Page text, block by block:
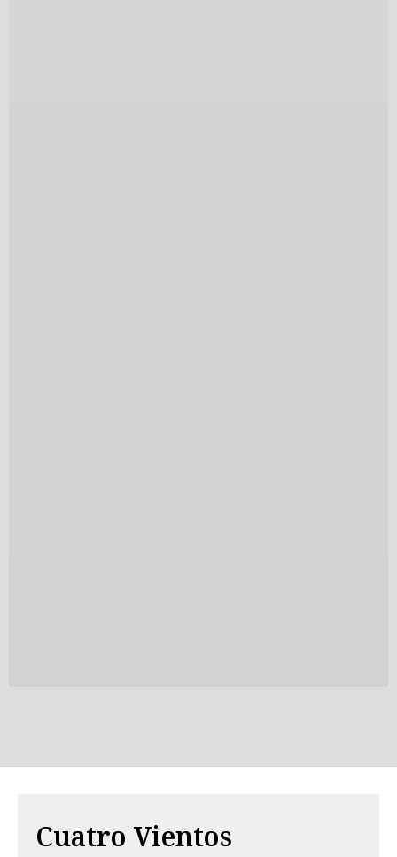
Cuatro Vientos